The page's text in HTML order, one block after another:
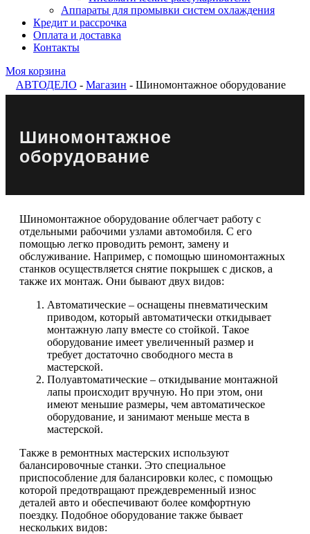
Аппараты для промывки систем охлаждения
Кредит и рассрочка
Оплата и доставка
Контакты
Моя корзина
АВТОДЕЛО - Магазин - Шиномонтажное оборудование
Шиномонтажное
оборудование
Шиномонтажное оборудование облегчает работу с
отдельными рабочими узлами автомобиля. С его
помощью легко проводить ремонт, замену и
обслуживание. Например, с помощью шиномонтажных
станков осуществляется снятие покрышек с дисков, а
также их монтаж. Они бывают двух видов:
Автоматические – оснащены пневматическим
приводом, который автоматически откидывает
монтажную лапу вместе со стойкой. Такое
оборудование имеет увеличенный размер и
требует достаточно свободного места в
мастерской.
Полуавтоматические – откидывание монтажной
лапы происходит вручную. Но при этом, они
имеют меньшие размеры, чем автоматическое
оборудование, и занимают меньше места в
мастерской.
Также в ремонтных мастерских используют
балансировочные станки. Это специальное
приспособление для балансировки колес, с помощью
которой предотвращают преждевременный износ
деталей авто и обеспечивают более комфортную
поездку. Подобное оборудование также бывает
нескольких видов: